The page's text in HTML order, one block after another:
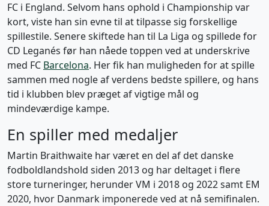
FC i England. Selvom hans ophold i Championship var
kort, viste han sin evne til at tilpasse sig forskellige
spillestile. Senere skiftede han til La Liga og spillede for
CD Leganés før han nåede toppen ved at underskrive
med FC Barcelona. Her fik han muligheden for at spille
sammen med nogle af verdens bedste spillere, og hans
tid i klubben blev præget af vigtige mål og
mindeværdige kampe.
En spiller med medaljer
Martin Braithwaite har været en del af det danske
fodboldlandshold siden 2013 og har deltaget i flere
store turneringer, herunder VM i 2018 og 2022 samt EM
2020, hvor Danmark imponerede ved at nå semifinalen.